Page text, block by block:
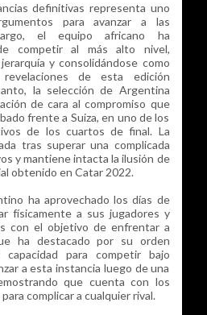
definitivas representa uno
para avanzar a las
el equipo africano ha
competir al más alto nivel,
y consolidándose como
de esta edición
la selección de Argentina
de cara al compromiso que
frente a Suiza, en uno de los
de los cuartos de final. La
tras superar una complicada
y mantiene intacta la ilusión de
obtenido en Catar 2022.
ha aprovechado los días de
físicamente a sus jugadores y
con el objetivo de enfrentar a
ha destacado por su orden
capacidad para competir bajo
a esta instancia luego de una
que cuenta con los
complicar a cualquier rival.